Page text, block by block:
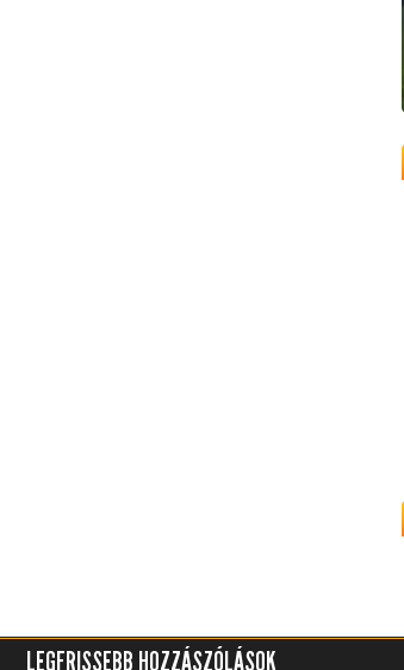
LEGFRISSEBB HOZZÁSZÓLÁSOK